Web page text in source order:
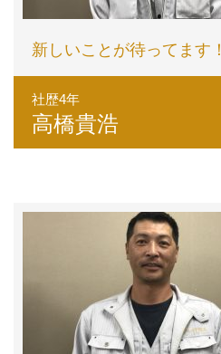
新しいことが待ってます！
社歴4年
高橋貴浩